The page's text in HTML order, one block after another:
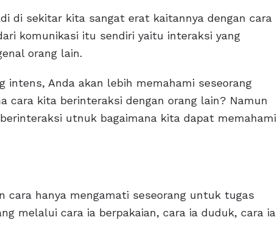
di sekitar kita sangat erat kaitannya dengan cara
komunikasi itu sendiri yaitu interaksi yang
orang lain.
intens, Anda akan lebih memahami seseorang
cara kita berinteraksi dengan orang lain? Namun
utnuk bagaimana kita dapat memahami
cara hanya mengamati seseorang untuk tugas
melalui cara ia berpakaian, cara ia duduk, cara ia